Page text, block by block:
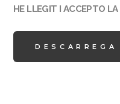
HE LLEGIT I ACCEPTO LA